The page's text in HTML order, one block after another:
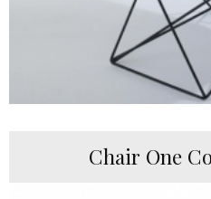
Chair One